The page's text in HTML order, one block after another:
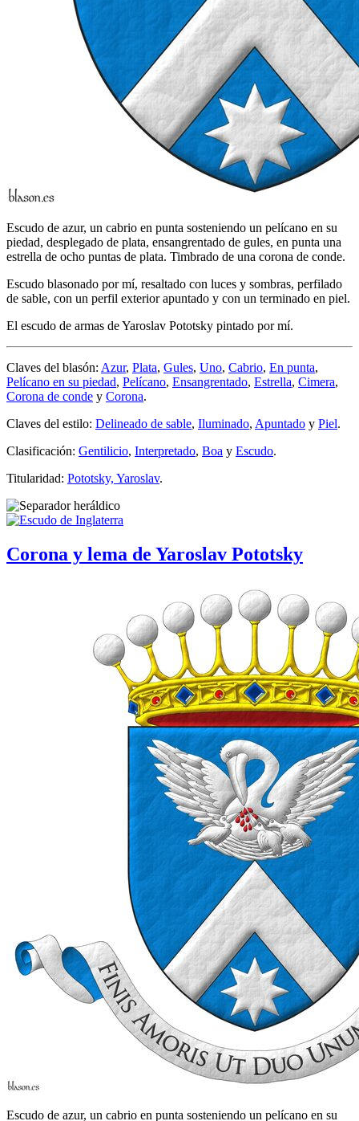
Escudo de azur, un cabrio en punta sosteniendo un pelícano en su
piedad, desplegado de plata, ensangrentado de gules, en punta una
estrella de ocho puntas de plata. Timbrado de una corona de conde.
Escudo blasonado por mí, resaltado con luces y sombras, perfilado
de sable, con un perfil exterior apuntado y con un terminado en piel.
El escudo de armas de Yaroslav Pototsky pintado por mí.
Claves del blasón: Azur, Plata, Gules, Uno, Cabrio, En punta,
Pelícano en su piedad, Pelícano, Ensangrentado, Estrella, Cimera,
Corona de conde y Corona.
Claves del estilo: Delineado de sable, Iluminado, Apuntado y Piel.
Clasificación: Gentilicio, Interpretado, Boa y Escudo.
Titularidad: Pototsky, Yaroslav.
Corona y lema de Yaroslav Pototsky
Escudo de azur, un cabrio en punta sosteniendo un pelícano en su